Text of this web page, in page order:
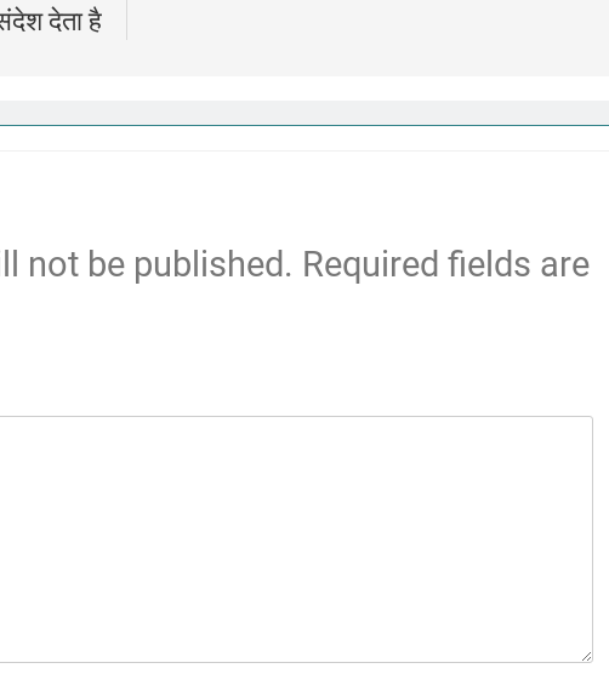
देता है
not be published. Required fields are